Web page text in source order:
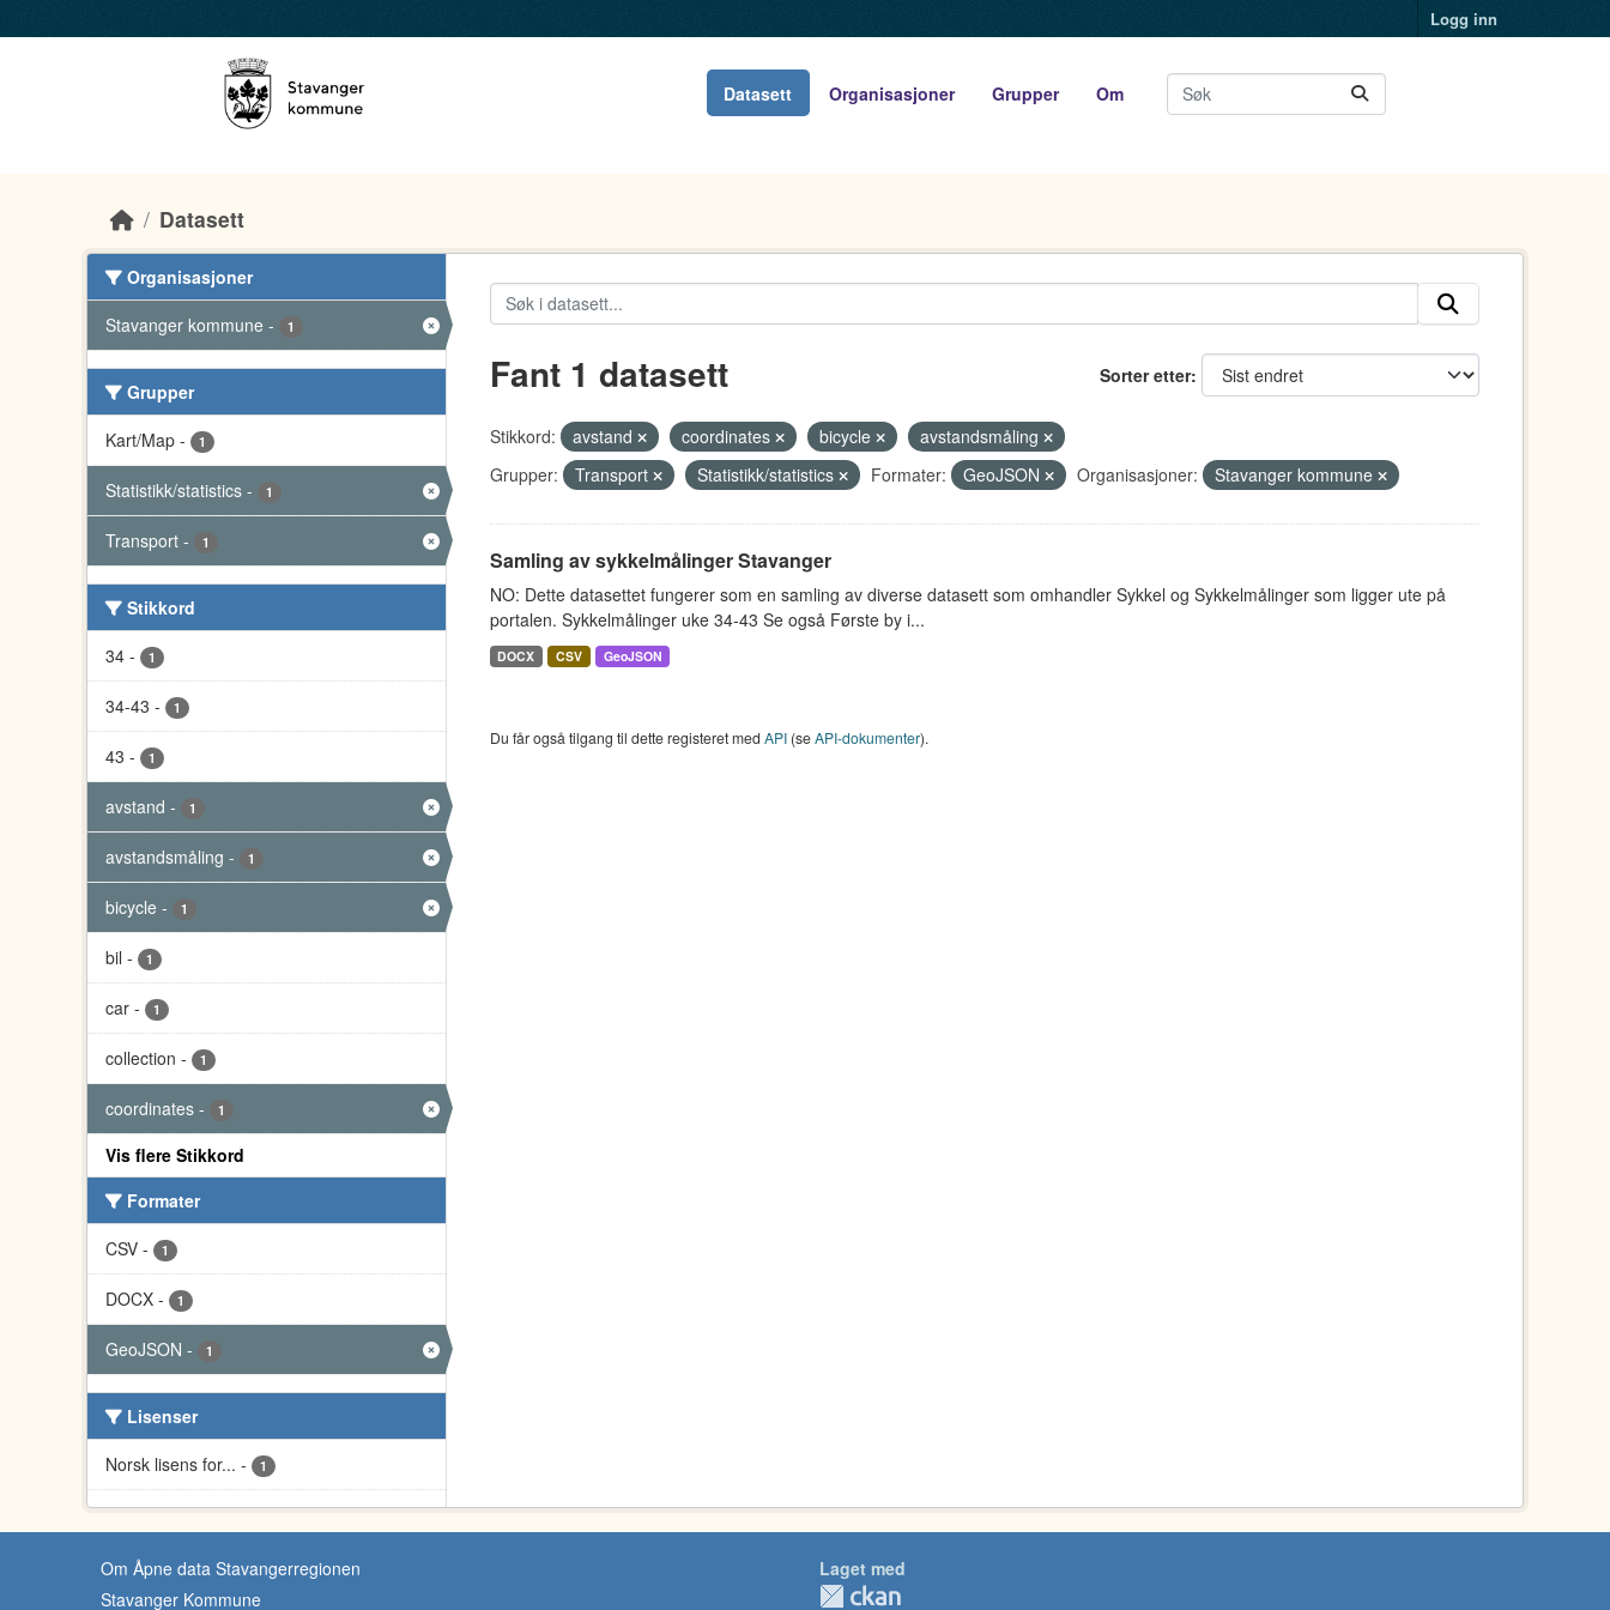
Logg inn
Datasett Organisasjoner Grupper Om
Datasett
Organisasjoner
Stavanger kommune - 1
Grupper
Kart/Map - 1
Statistikk/statistics - 1
Transport - 1
Stikkord
34 - 1
34-43 - 1
43 - 1
avstand - 1
avstandsmåling - 1
bicycle - 1
bil - 1
car - 1
collection - 1
coordinates - 1
Vis flere Stikkord
Formater
CSV - 1
DOCX - 1
GeoJSON - 1
Lisenser
Norsk lisens for... - 1
Sorter etter
Fant 1 datasett
Stikkord: avstand coordinates bicycle
avstandsmåling
Grupper:
Transport Statistikk/statistics Formater: GeoJSON Organisasjoner: Stavanger kommune
Samling av sykkelmålinger Stavanger
NO: Dette datasettet fungerer som en samling av diverse datasett som omhandler Sykkel og Sykkelmålinger som ligger ute på
portalen. Sykkelmålinger uke 34-43 Se også Første by i...
DOCX CSV GeoJSON
Du får også tilgang til dette registeret med API(seAPI-dokumenter).
Om Åpne data Stavangerregionen
Stavanger Kommune
Laget med